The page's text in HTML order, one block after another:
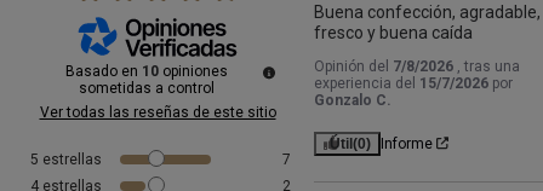
Basado en 10 opiniones
sometidas a control
Ver todas las reseñas de este sitio
5 estrellas
7
4 estrellas 2
Buena confección, agradable,
fresco y buena caída
Opinión del 7/8/2026
, tras una
experiencia del 15/7/2026 por
Gonzalo C.
Útil(0) Informe